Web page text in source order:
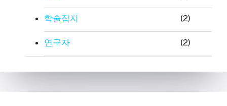
학술잡지 (2)
연구자 (2)